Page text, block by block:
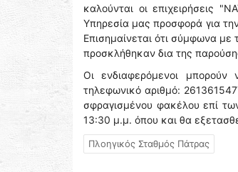
καλούνται οι
Υπηρεσία μας προσφορά για
Επισημαίνεται ότι σύμφωνα
προσκλήθηκαν δια της
Οι ενδιαφερόμενοι
τηλεφωνικό αριθμό:
σφραγισμένου φακέλου επί
13:30 μ.μ. όπου και θα
Πλοηγικός Σταθμός Πάτρας